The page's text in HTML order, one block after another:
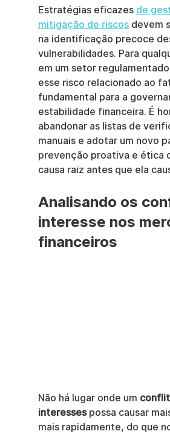
Estratégias eficazes de
mitigação de riscos devem
na identificação precoce
vulnerabilidades. Para
em um setor
esse risco relacionado ao
fundamental para a
estabilidade financeira. É
abandonar as listas de
manuais e adotar um novo
prevenção proativa e ética
causa raiz antes que ela
Analisando os
interesse nos
financeiros
Não há lugar onde um
interesses possa causar
mais rapidamente, do que